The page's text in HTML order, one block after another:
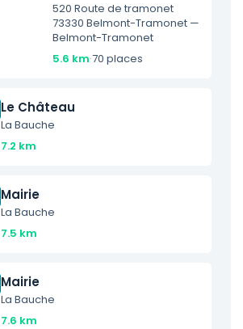
520 Route de tramonet
73330 Belmont-Tramonet —
Belmont-Tramonet
5.6 km·70 places
Le Château
La Bauche
7.2 km
Mairie
La Bauche
7.5 km
Mairie
La Bauche
7.6 km